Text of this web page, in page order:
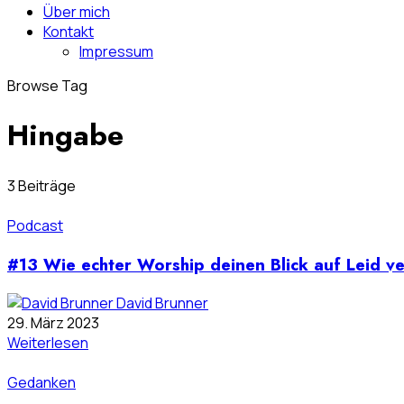
Über mich
Kontakt
Impressum
Browse Tag
Hingabe
3 Beiträge
Podcast
#13 Wie echter Worship deinen Blick auf Leid
David Brunner
29. März 2023
Weiterlesen
Gedanken